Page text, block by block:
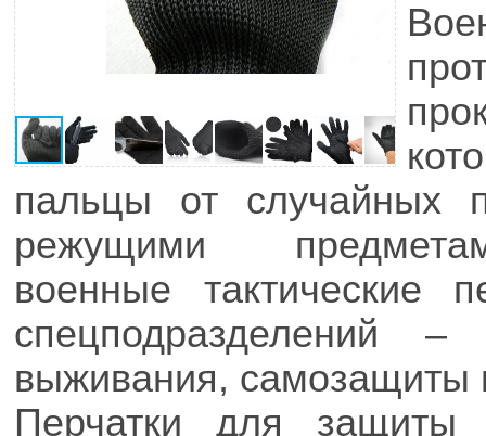
пальцы от случайных
режущими
военные тактические
спецподразделений
выживания, самозащиты
Перчатки для